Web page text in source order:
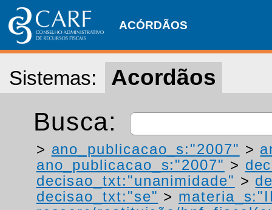
ACÓRDÃOS
Sistemas: Acordãos
Busca:
> ano_publicacao_s:"2007" >
ano_publicacao_s:"2007" >
decisao_txt:"unanimidade" >
decisao_txt:"se" >